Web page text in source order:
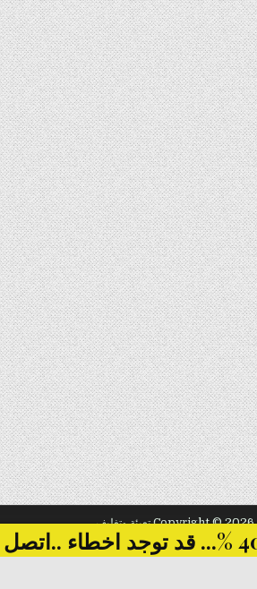
Copyright © 2026 تعبئة وتغليف
Design by ThemesDNA.com